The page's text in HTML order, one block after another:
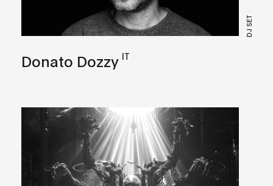
DJ SET
Donato Dozzy IT